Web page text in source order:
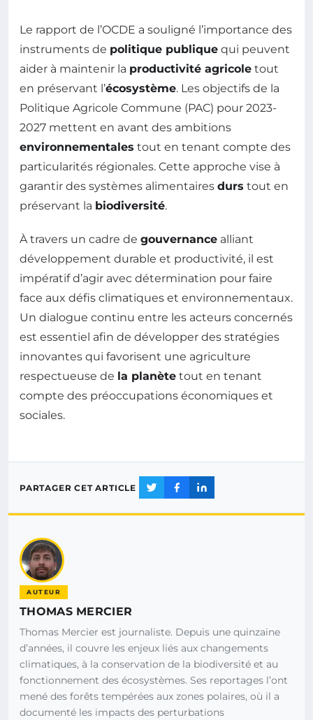
Le rapport de l’OCDE a souligné l’importance des
instruments de politique publique qui peuvent
aider à maintenir la productivité agricole tout
en préservant l’écosystème. Les objectifs de la
Politique Agricole Commune (PAC) pour 2023-
2027 mettent en avant des ambitions
environnementales tout en tenant compte des
particularités régionales. Cette approche vise à
garantir des systèmes alimentaires durs tout en
préservant la biodiversité.
À travers un cadre de gouvernance alliant
développement durable et productivité, il est
impératif d’agir avec détermination pour faire
face aux défis climatiques et environnementaux.
Un dialogue continu entre les acteurs concernés
est essentiel afin de développer des stratégies
innovantes qui favorisent une agriculture
respectueuse de la planète tout en tenant
compte des préoccupations économiques et
sociales.
PARTAGER CET ARTICLE
AUTEUR
THOMAS MERCIER
Thomas Mercier est journaliste. Depuis une quinzaine
d’années, il couvre les enjeux liés aux changements
climatiques, à la conservation de la biodiversité et au
fonctionnement des écosystèmes. Ses reportages l’ont
mené des forêts tempérées aux zones polaires, où il a
documenté les impacts des perturbations